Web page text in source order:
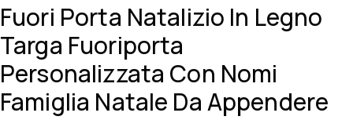
Fuori Porta Natalizio In Legno
Targa Fuoriporta
Personalizzata Con Nomi
Famiglia Natale Da Appendere